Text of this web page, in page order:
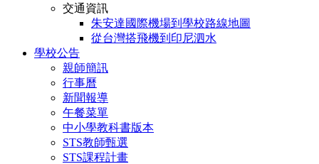
交通資訊
朱安達國際機場到學校路線地圖
從台灣搭飛機到印尼泗水
學校公告
親師簡訊
行事曆
新聞報導
午餐菜單
中小學教科書版本
STS教師甄選
STS課程計畫